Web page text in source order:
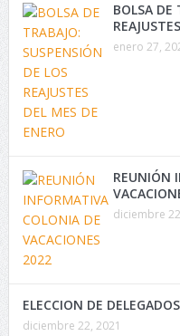
BOLSA DE
enero 27,
REUNIÓN
diciembre
ELECCION DE
diciembre 22, 2021